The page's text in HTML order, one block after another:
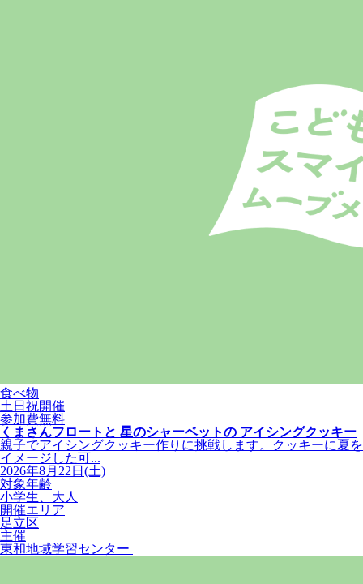
食べ物
土日祝開催
参加費無料
くまさんフロートと 星のシャーベットの アイシングクッキー
親子でアイシングクッキー作りに挑戦します。クッキーに夏を
イメージした可...
2026年8月22日(土)
対象年齢
小学生、大人
開催エリア
足立区
主催
東和地域学習センター